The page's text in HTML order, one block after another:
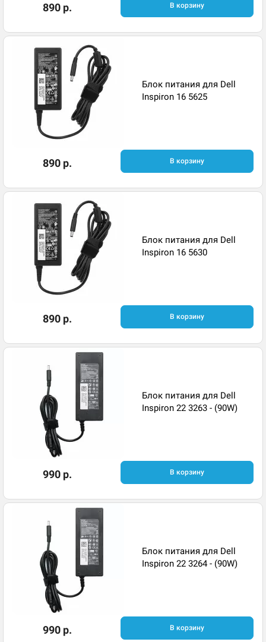
890 р. В корзину
Блок питания для Dell
Inspiron 16 5625
890 р. В корзину
Блок питания для Dell
Inspiron 16 5630
890 р. В корзину
Блок питания для Dell
Inspiron 22 3263 - (90W)
990 р. В корзину
Блок питания для Dell
Inspiron 22 3264 - (90W)
990 р. В корзину